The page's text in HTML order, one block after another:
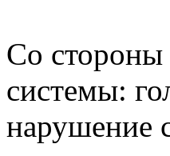
Со стороны
системы:
нарушение